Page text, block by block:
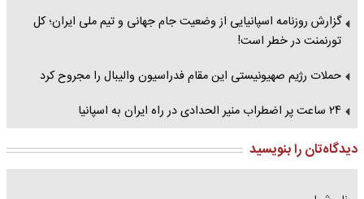
گزارش روزنامه اسپانیایی از وضعیت جام جهانی و تیم ملی ایران؛ کل
تورنمنت در خطر است!
حملات رژیم صهیونیستی این مقام فدراسیون والیبال را مجروح کرد
۲۴ ساعت پر اضطراب منیر الحدادی در راه ایران به اسپانیا
دیدگاه‌تان را بنویسید